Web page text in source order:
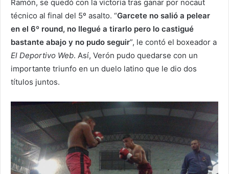
Ramón, se quedó con la victoria tras ganar por nocaut
técnico al final del 5º asalto. “Garcete no salió a pelear
en el 6º round, no llegué a tirarlo pero lo castigué
bastante abajo y no pudo seguir”, le contó el boxeador a
El Deportivo Web. Así, Verón pudo quedarse con un
importante triunfo en un duelo latino que le dio dos
títulos juntos.